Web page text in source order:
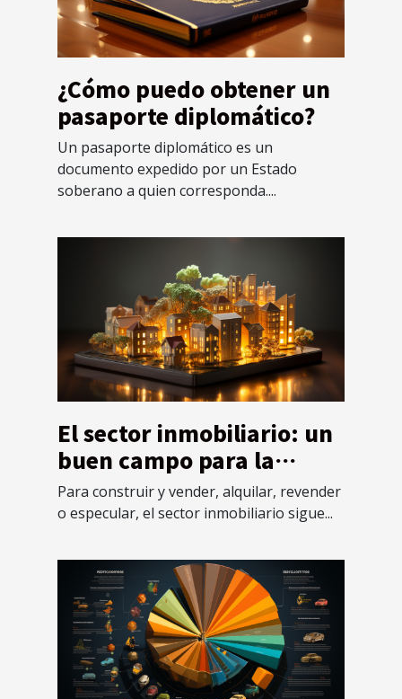
¿Cómo puedo obtener un
pasaporte diplomático?
Un pasaporte diplomático es un
documento expedido por un Estado
soberano a quien corresponda....
El sector inmobiliario: un
buen campo para la
inversión
Para construir y vender, alquilar, revender
o especular, el sector inmobiliario sigue...